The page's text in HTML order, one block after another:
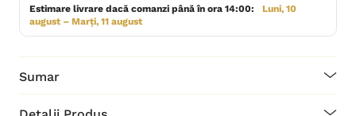
Estimare livrare dacă comanzi până în ora 14:00:
Luni, 10
august – Marți, 11 august
Sumar